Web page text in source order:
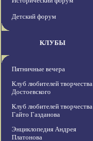
Детский форум
КЛУБЫ
Пятничные вечера
Клуб любителей творчества
Достоевского
Клуб любителей творчества
Гайто Газданова
Энциклопедия Андрея
Платонова